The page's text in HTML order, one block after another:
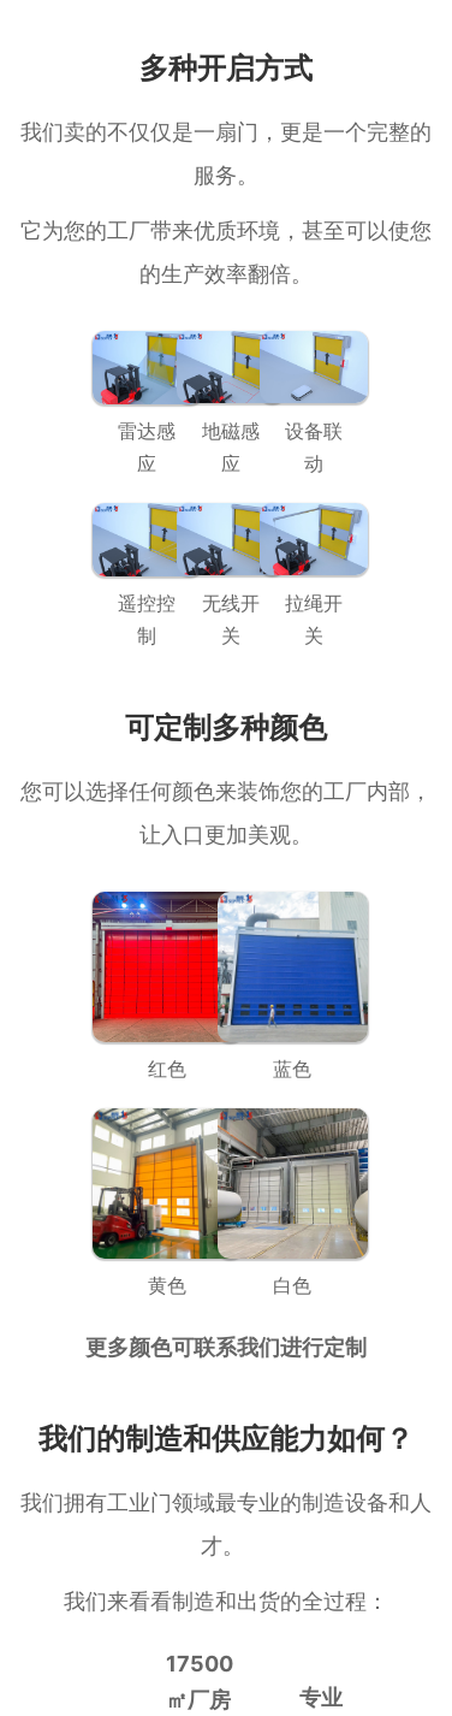
多种开启方式
我们卖的不仅仅是一扇门，更是一个完整的
服务。
它为您的工厂带来优质环境，甚至可以使您
的生产效率翻倍。
雷达感
应
地磁感
应
设备联
动
遥控控
制
无线开
关
拉绳开
关
可定制多种颜色
您可以选择任何颜色来装饰您的工厂内部，
让入口更加美观。
红色 蓝色
黄色 白色
更多颜色可联系我们进行定制
我们的制造和供应能力如何？
我们拥有工业门领域最专业的制造设备和人
才。
我们来看看制造和出货的全过程：
17500
㎡厂房
专业